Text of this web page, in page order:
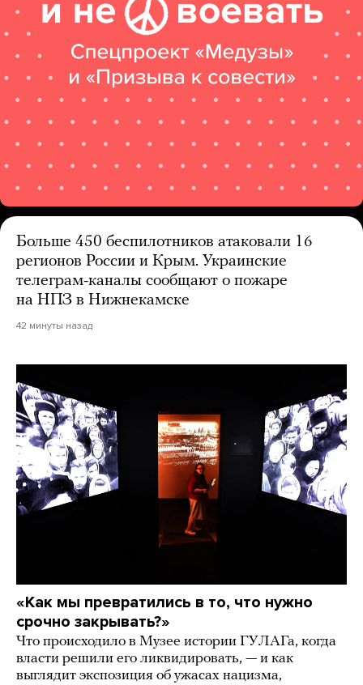
Больше 450 беспилотников атаковали 16
регионов России и Крым. Украинские
телеграм-каналы сообщают о пожаре
на НПЗ в Нижнекамске
42 минуты назад
«Как мы превратились в то, что нужно
срочно закрывать?»
Что происходило в Музее истории ГУЛАГа, когда
власти решили его ликвидировать, — и как
выглядит экспозиция об ужасах нацизма,